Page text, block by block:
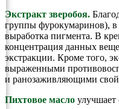
Экстракт зверобоя.
группы фурокумаринов),
выработка пигмента. В
концентрация данных
экстракции. Кроме того,
выраженными
и ранозаживляющими
Пихтовое масло улучшает